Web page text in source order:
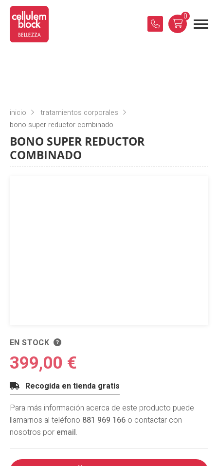
0
inicio
tratamientos corporales
bono super reductor combinado
BONO SUPER REDUCTOR
COMBINADO
EN STOCK
399,00 €
Recogida en tienda gratis
Para más información acerca de este producto puede
llamarnos al teléfono 881 969 166 o contactar con
nosotros por email.